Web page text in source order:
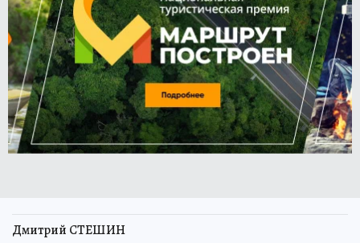
Дмитрий СТЕШИН